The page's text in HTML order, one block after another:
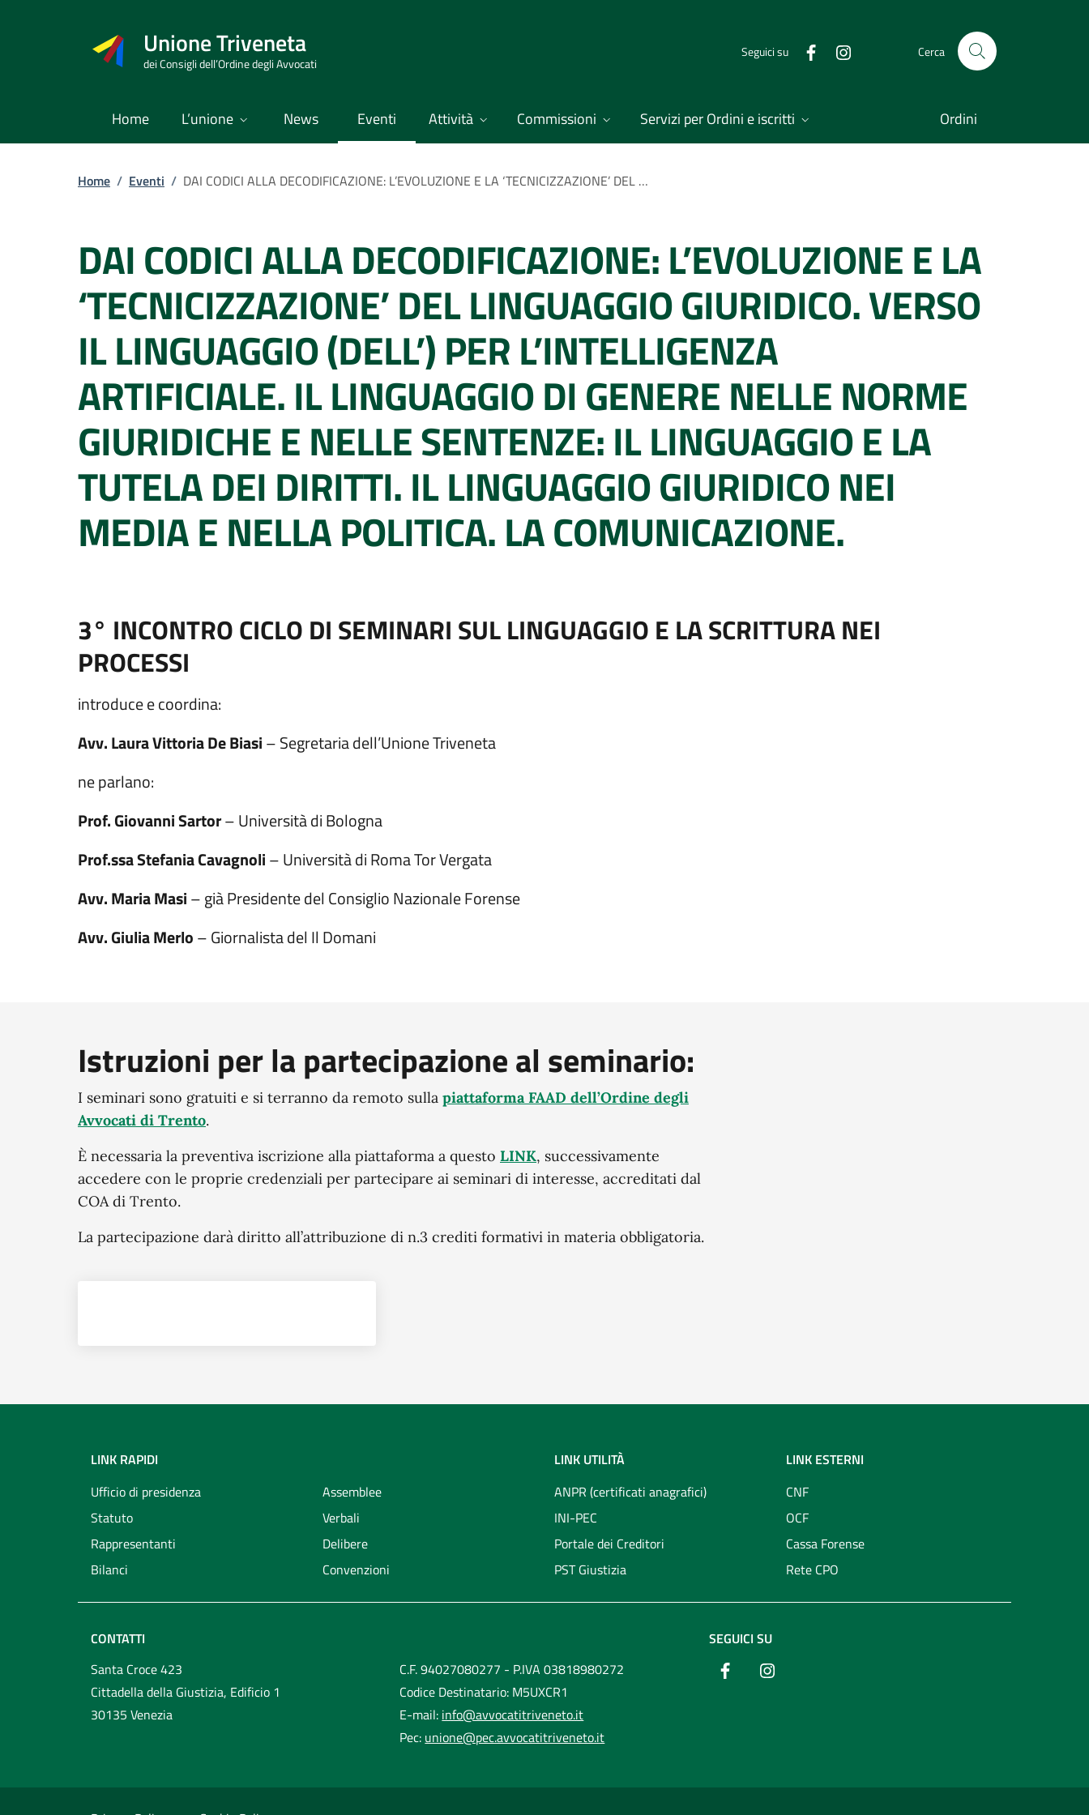
Unione Triveneta
dei Consigli dell’Ordine degli Avvocati
Seguici su Cerca
Home L’unione News Eventi Attività Commissioni Servizi per Ordini e iscritti Ordini
Home / Eventi / DAI CODICI ALLA DECODIFICAZIONE: L’EVOLUZIONE E LA ‘TECNICIZZAZIONE’ DEL LINGUAGGIO GIURIDICO. VERSO IL LINGUAGGIO (DELL’) PER L’INTELLIGENZA ARTIFICIALE. IL LINGUAGGIO DI GENERE NELLE NORME GIURIDICHE E NELLE SENTENZE: IL LINGUAGGIO E LA TUTELA DEI DIRITTI. IL LINGUAGGIO GIURIDICO NEI MEDIA E NELLA POLITICA. LA COMUNICAZIONE.
DAI CODICI ALLA DECODIFICAZIONE: L’EVOLUZIONE E LA
‘TECNICIZZAZIONE’ DEL LINGUAGGIO GIURIDICO. VERSO
IL LINGUAGGIO (DELL’) PER L’INTELLIGENZA
ARTIFICIALE. IL LINGUAGGIO DI GENERE NELLE NORME
GIURIDICHE E NELLE SENTENZE: IL LINGUAGGIO E LA
TUTELA DEI DIRITTI. IL LINGUAGGIO GIURIDICO NEI
MEDIA E NELLA POLITICA. LA COMUNICAZIONE.
3° INCONTRO CICLO DI SEMINARI SUL LINGUAGGIO E LA SCRITTURA NEI
PROCESSI
introduce e coordina:
Avv. Laura Vittoria De Biasi– Segretaria dell’Unione Triveneta
ne parlano:
Prof. Giovanni Sartor– Università di Bologna
Prof.ssa Stefania Cavagnoli– Università di Roma Tor Vergata
Avv. Maria Masi– già Presidente del Consiglio Nazionale Forense
Avv. Giulia Merlo– Giornalista del Il Domani
Istruzioni per la partecipazione al seminario:
I seminari sono gratuiti e si terranno da remoto sulla piattaforma FAAD dell’Ordine degli
Avvocati di Trento.
È necessaria la preventiva iscrizione alla piattaforma a questo LINK, successivamente
accedere con le proprie credenziali per partecipare ai seminari di interesse, accreditati dal
COA di Trento.
La partecipazione darà diritto all’attribuzione di n.3 crediti formativi in materia obbligatoria.
LINK RAPIDI
Ufficio di presidenza
Statuto
Rappresentanti
Bilanci
Assemblee
Verbali
Delibere
Convenzioni
LINK UTILITÀ
ANPR (certificati anagrafici)
INI-PEC
Portale dei Creditori
PST Giustizia
LINK ESTERNI
CNF
OCF
Cassa Forense
Rete CPO
CONTATTI
Santa Croce 423
Cittadella della Giustizia, Edificio 1
30135 Venezia
C.F. 94027080277 - P.IVA 03818980272
Codice Destinatario: M5UXCR1
E-mail: info@avvocatitriveneto.it
Pec: unione@pec.avvocatitriveneto.it
SEGUICI SU